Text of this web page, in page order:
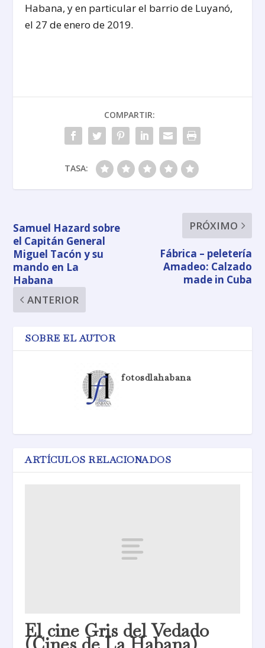
Habana, y en particular el barrio de Luyanó,
el 27 de enero de 2019.
COMPARTIR:
TASA:
Samuel Hazard sobre
el Capitán General
Miguel Tacón y su
mando en La
Habana
ANTERIOR
PRÓXIMO
Fábrica – peletería
Amadeo: Calzado
made in Cuba
SOBRE EL AUTOR
fotosdlahabana
ARTÍCULOS RELACIONADOS
El cine Gris del Vedado